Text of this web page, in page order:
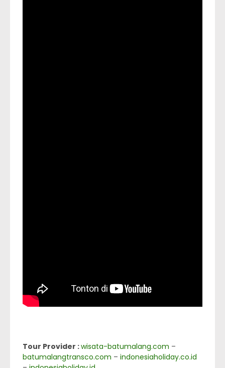
Tour Provider :wisata-batumalang.com –
batumalangtransco.com – indonesiaholiday.co.id